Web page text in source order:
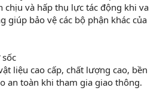
chịu và hấp thụ lực tác động khi va
giúp bảo vệ các bộ phận khác của
liệu cao cấp, chất lượng cao, bền
an toàn khi tham gia giao thông.